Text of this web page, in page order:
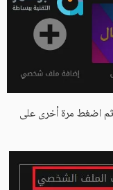
اضغط مرة أخرى على